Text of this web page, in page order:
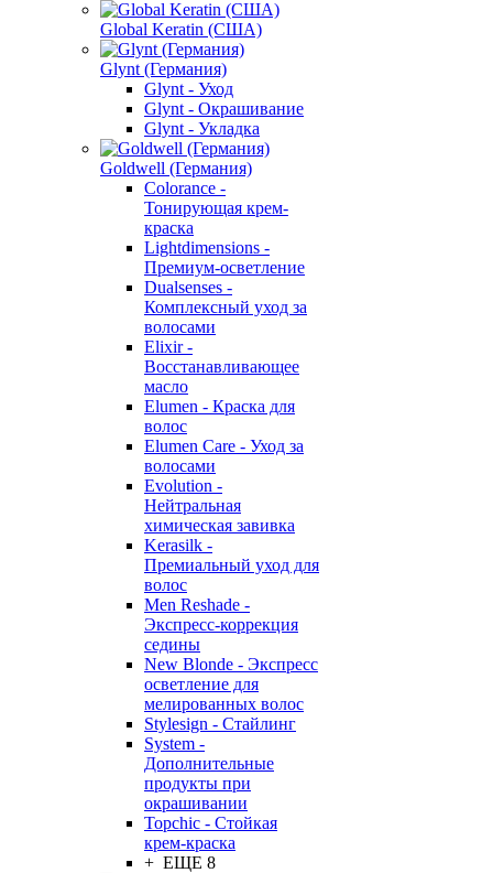
Global Keratin (США)
Glynt (Германия)
Glynt - Уход
Glynt - Окрашивание
Glynt - Укладка
Goldwell (Германия)
Colorance -
Тонирующая крем-
краска
Lightdimensions -
Премиум-осветление
Dualsenses -
Комплексный уход за
волосами
Elixir -
Восстанавливающее
масло
Elumen - Краска для
волос
Elumen Care - Уход за
волосами
Evolution -
Нейтральная
химическая завивка
Kerasilk -
Премиальный уход для
волос
Men Reshade -
Экспресс-коррекция
седины
New Blonde - Экспресс
осветление для
мелированных волос
Stylesign - Стайлинг
System -
Дополнительные
продукты при
окрашивании
Topchic - Стойкая
крем-краска
+ ЕЩЕ 8